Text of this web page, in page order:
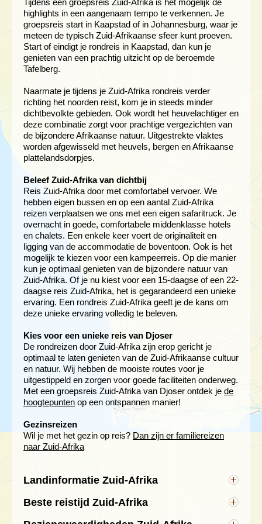
highlights in een aangenaam tempo te verkennen. Je
groepsreis start in Kaapstad of in Johannesburg, waar je
meteen de typisch Zuid-Afrikaanse sfeer kunt proeven.
Start of eindigt je rondreis in Kaapstad, dan kun je
genieten van een prachtig uitzicht op de beroemde
Tafelberg.
Naarmate je tijdens je Zuid-Afrika rondreis verder
richting het noorden reist, kom je in steeds minder
dichtbevolkte gebieden. Ook wordt het heuvelachtiger en
deze combinatie zorgt voor prachtige vergezichten van
de bijzondere Afrikaanse natuur. Uitgestrekte vlaktes
worden afgewisseld met heuvels, bergen en Afrikaanse
plattelandsdorpjes.
Beleef Zuid-Afrika van dichtbij
Reis Zuid-Afrika door met comfortabel vervoer. We
hebben eigen bussen en op een aantal Zuid-Afrika
reizen verplaatsen we ons met een eigen safaritruck. Je
overnacht in goede, comfortabele middenklasse hotels
en chalets. Een enkele keer voert de originaliteit en
ligging van de accommodatie de boventoon. Ook is het
mogelijk te kiezen voor een kampeerreis. Op die manier
kun je optimaal genieten van de bijzondere natuur van
Zuid-Afrika. Of je nu kiest voor een 15-daagse of een 22-
daagse reis Zuid-Afrika, het is gegarandeerd een unieke
ervaring. Een rondreis Zuid-Afrika geeft je de kans om
deze unieke ervaring volledig te beleven.
Kies voor een unieke reis van Djoser
De rondreizen door Zuid-Afrika zijn erop gericht je
optimaal te laten genieten van de Zuid-Afrikaanse cultuur
en natuur. Wij hebben de mooiste routes voor je
uitgestippeld en zorgen voor goede faciliteiten onderweg.
Met een groepsreis Zuid-Afrika van Djoser ontdek je de
hoogtepunten op een ontspannen manier!
Gezinsreizen
Wil je met het gezin op reis? Dan zijn er familiereizen
naar Zuid-Afrika
Landinformatie Zuid-Afrika
Andere bekende steden in Zuid-Afrika: Kaapstad,
Beste reistijd Zuid-Afrika